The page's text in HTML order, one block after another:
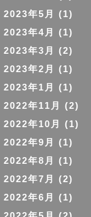
2023年5月
(1)
2023年4月
(1)
2023年3月
(2)
2023年2月
(1)
2023年1月
(1)
2022年11月
(2)
2022年10月
(1)
2022年9月
(1)
2022年8月
(1)
2022年7月
(2)
2022年6月
(1)